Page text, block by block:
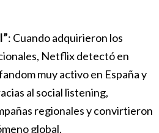
: Cuando adquirieron los
Netflix detectó en
muy activo en España y
al social listening,
regionales y convirtieron
global.